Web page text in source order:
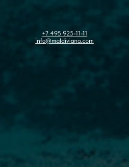
+7 495 925-11-11
info@maldiviana.com